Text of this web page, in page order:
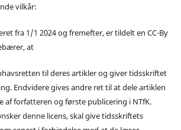
vilkår:
fra 1/1 2024 og fremefter, er tildelt en CC-By
at
til deres artikler og giver tidsskriftet
Endvidere gives andre ret til at dele artiklen
af forfatteren og første publicering i NTfK.
denne licens, skal give tidsskriftets